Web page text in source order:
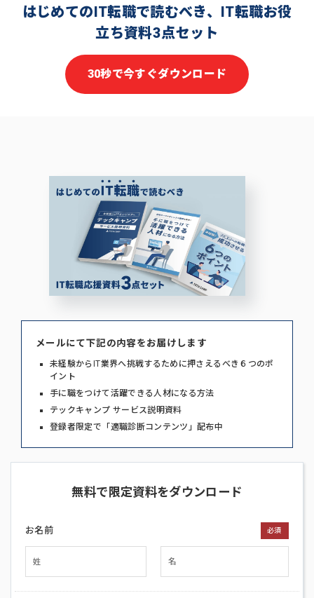
はじめてのIT転職で読むべき、IT転職お役
立ち資料3点セット
30秒で今すぐダウンロード
メールにて下記の内容をお届けします
未経験からIT業界へ挑戦するために押さえるべき６つのポ
イント
手に職をつけて活躍できる人材になる方法
テックキャンプ サービス説明資料
登録者限定で「適職診断コンテンツ」配布中
無料で限定資料をダウンロード
お名前 必須